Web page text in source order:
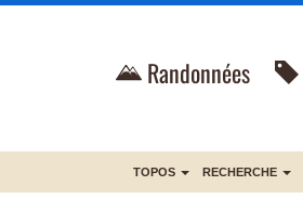
Randonnées
TOPOS RECHERCHE